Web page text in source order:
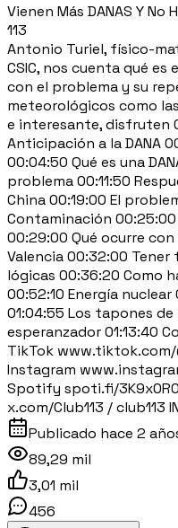
Vienen Más DANAS Y No
113
Antonio Turiel, físico-
CSIC, nos cuenta qué
con el problema y su
meteorológicos como
e interesante, disfruten
Anticipación a la DANA
00:04:50 Qué es una
problema 00:11:50
China 00:19:00 El
Contaminación
00:29:00 Qué ocurre
Valencia 00:32:00
lógicas 00:36:20 Como
00:52:10 Energía
01:04:55 Los tapones
esperanzador 01:13:40
TikTok www.tiktok.com/
Instagram
Spotify spoti.fi/
x.com/Club113 / club113
Publicado hace 2
89,29 mil
3,01 mil
456